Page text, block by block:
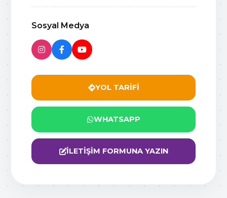
Sosyal Medya
YOL TARİFİ
WHATSAPP
İLETİŞİM FORMUNA YAZIN